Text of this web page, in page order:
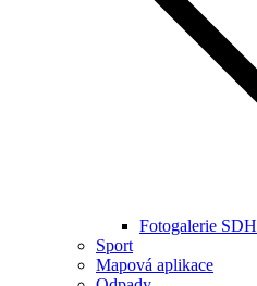
Fotogalerie SDH
Sport
Mapová aplikace